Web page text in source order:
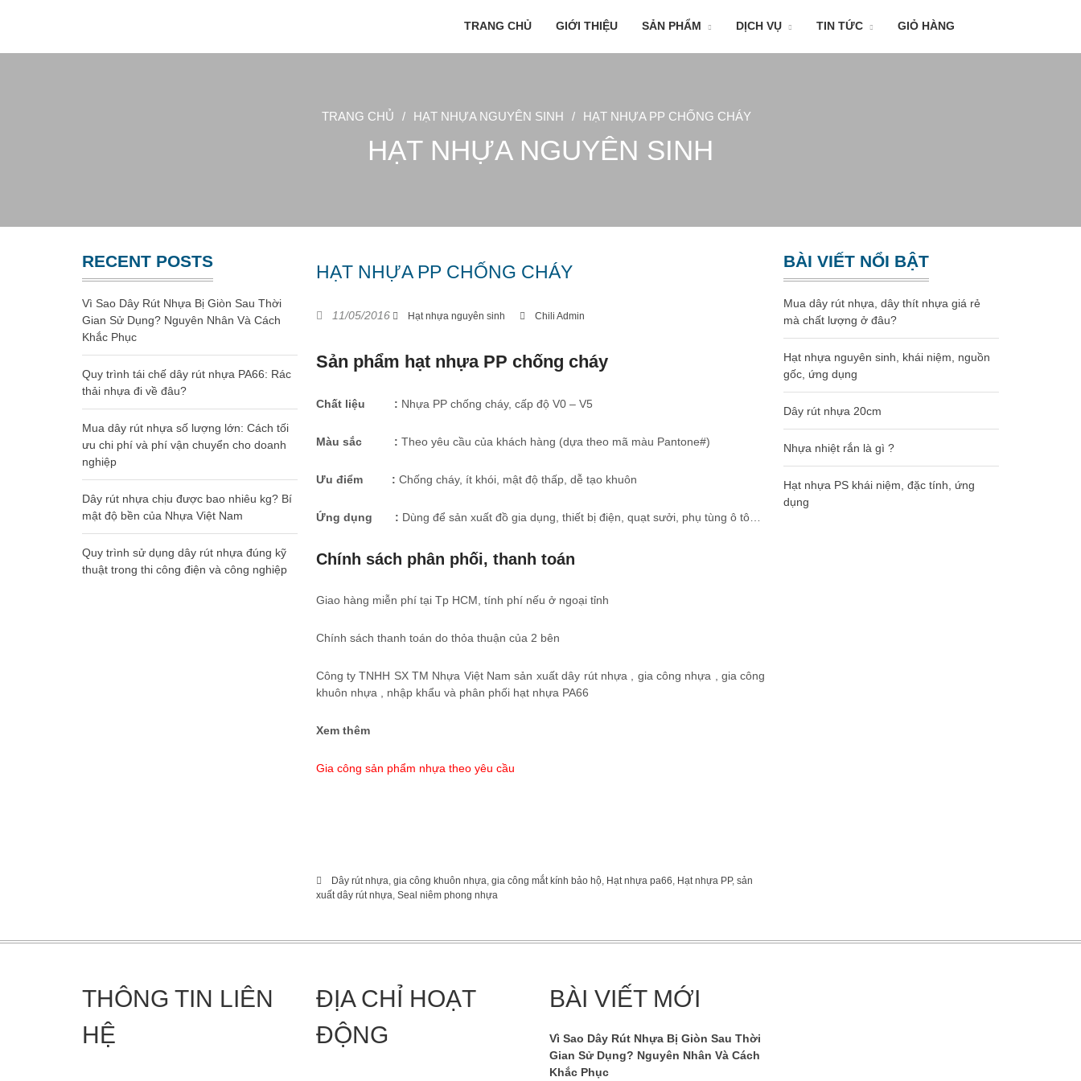
TRANG CHỦ GIỚI THIỆU SẢN PHẨM DỊCH VỤ TIN TỨC GIỎ HÀNG
TRANG CHỦ / HẠT NHỰA NGUYÊN SINH / HẠT NHỰA PP CHỐNG CHÁY
HẠT NHỰA NGUYÊN SINH
RECENT POSTS
Vì Sao Dây Rút Nhựa Bị Giòn Sau Thời
Gian Sử Dụng? Nguyên Nhân Và Cách
Khắc Phục
Quy trình tái chế dây rút nhựa PA66: Rác
thải nhựa đi về đâu?
Mua dây rút nhựa số lượng lớn: Cách tối
ưu chi phí và phí vận chuyển cho doanh
nghiệp
Dây rút nhựa chịu được bao nhiêu kg? Bí
mật độ bền của Nhựa Việt Nam
Quy trình sử dụng dây rút nhựa đúng kỹ
thuật trong thi công điện và công nghiệp
HẠT NHỰA PP CHỐNG CHÁY
11/05/2016 Hạt nhựa nguyên sinh Chili Admin
Sản phẩm hạt nhựa PP chống cháy
Chất liệu : Nhựa PP chống cháy, cấp độ V0 – V5
Màu sắc : Theo yêu cầu của khách hàng (dựa theo mã màu Pantone#)
Ưu điểm : Chống cháy, ít khói, mật độ thấp, dễ tạo khuôn
Ứng dụng : Dùng để sản xuất đồ gia dụng, thiết bị điện, quạt sưởi, phụ tùng ô tô…
Chính sách phân phối, thanh toán
Giao hàng miễn phí tại Tp HCM, tính phí nếu ở ngoại tỉnh
Chính sách thanh toán do thỏa thuận của 2 bên
Công ty TNHH SX TM Nhựa Việt Nam sản xuất dây rút nhựa , gia công nhựa , gia công
khuôn nhựa , nhập khẩu và phân phối hạt nhựa PA66
Xem thêm
Gia công sản phẩm nhựa theo yêu cầu
Dây rút nhựa gia công khuôn nhựa gia công mắt kính bảo hộ, Hạt nhựa pa66 Hạt nhựa PP, sản
xuất dây rút nhựa Seal niêm phong nhựa
BÀI VIẾT NỔI BẬT
Mua dây rút nhựa, dây thít nhựa giá rẻ
mà chất lượng ở đâu?
Hạt nhựa nguyên sinh, khái niệm, nguồn
gốc, ứng dụng
Dây rút nhựa 20cm
Nhựa nhiệt rắn là gì ?
Hạt nhựa PS khái niệm, đặc tính, ứng
dụng
THÔNG TIN LIÊN
HỆ
ĐỊA CHỈ HOẠT
ĐỘNG
BÀI VIẾT MỚI
Vì Sao Dây Rút Nhựa Bị Giòn Sau Thời
Gian Sử Dụng? Nguyên Nhân Và Cách
Khắc Phục